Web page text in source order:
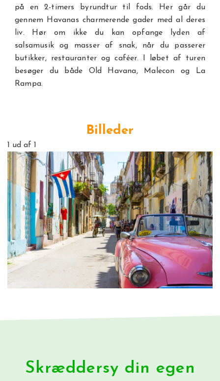
på en 2-timers byrundtur til fods. Her går du
gennem Havanas charmerende gader med al deres
liv. Hør om ikke du kan opfange lyden af
salsamusik og masser af snak, når du passerer
butikker, restauranter og caféer. I løbet af turen
besøger du både Old Havana, Malecon og La
Rampa.
Billeder
1 ud af 1
Skræddersy din egen